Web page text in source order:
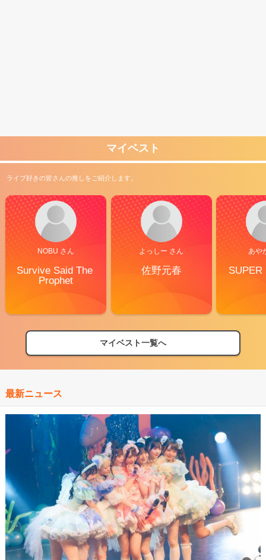
マイベスト
ライブ好きの皆さんの推しをご紹介します。
NOBU さん
Survive Said The
Prophet
よっしー さん
佐野元春
あや
SUPER
マイベスト一覧へ
最新ニュース